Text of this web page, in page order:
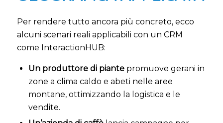
Per rendere tutto ancora più concreto, ecco
alcuni scenari reali applicabili con un CRM
come InteractionHUB:
Un produttore di piantepromuove gerani in
zone a clima caldo e abeti nelle aree
montane, ottimizzando la logistica e le
vendite.